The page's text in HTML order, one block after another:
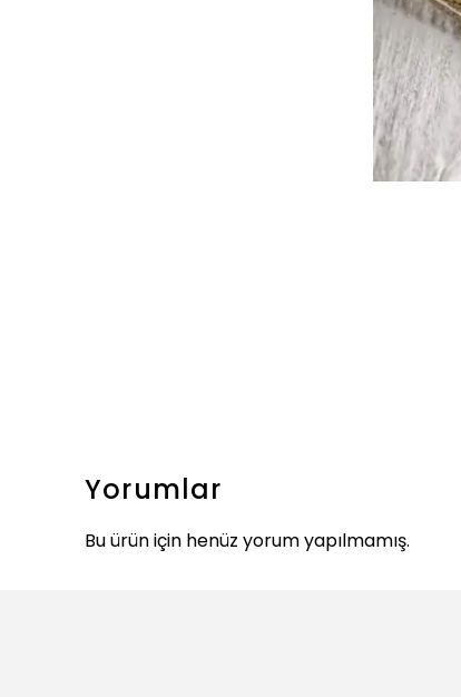
Yorumlar
Bu ürün için henüz yorum yapılmamış.